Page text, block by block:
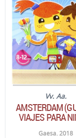
Vv. Aa.
AMSTERDAM
VIAJES PARA
Gaesa. 2018